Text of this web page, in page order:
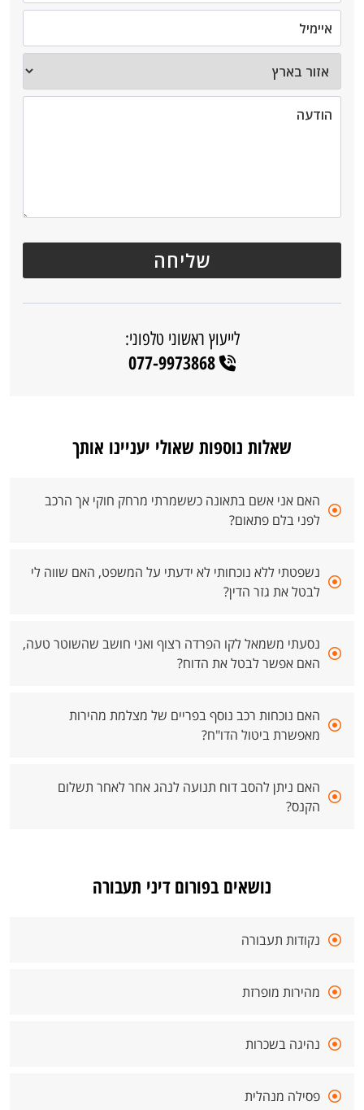
לייעוץ ראשוני טלפוני:
077-9973868
שאלות נוספות שאולי יעניינו אותך
האם אני אשם בתאונה כששמרתי מרחק חוקי אך הרכב
לפני בלם פתאום?
נשפטתי ללא נוכחותי לא ידעתי על המשפט, האם שווה לי
לבטל את גזר הדין?
נסעתי משמאל לקו הפרדה רצוף ואני חושב שהשוטר טעה,
האם אפשר לבטל את הדוח?
האם נוכחות רכב נוסף בפריים של מצלמת מהירות
מאפשרת ביטול הדו"ח?
האם ניתן להסב דוח תנועה לנהג אחר לאחר תשלום
הקנס?
נושאים בפורום דיני תעבורה
נקודות תעבורה
מהירות מופרזת
נהיגה בשכרות
פסילה מנהלית